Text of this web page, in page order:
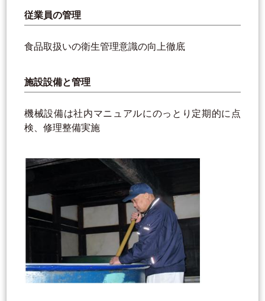
従業員の管理
食品取扱いの衛生管理意識の向上徹底
施設設備と管理
機械設備は社内マニュアルにのっとり定期的に点
検、修理整備実施